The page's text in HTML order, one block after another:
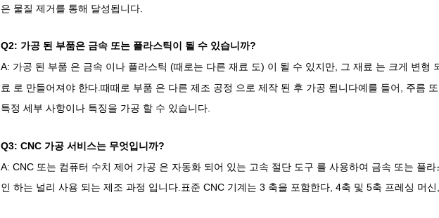
은 물질 제거를 통해 달성됩니다.
Q2: 가공 된 부품은 금속 또는 플라스틱이 될 수 있습니까?
A: 가공 된 부품 은 금속 이나 플라스틱 (때로는 다른 재료 도) 이 될 수 있지만, 그 재료 는 크게 변형
료 로 만들어져야 한다.때때로 부품 은 다른 제조 공정 으로 제작 된 후 가공 됩니다예를 들어, 주름
특정 세부 사항이나 특징을 가공 할 수 있습니다.
Q3: CNC 가공 서비스는 무엇입니까?
A: CNC 또는 컴퓨터 수치 제어 가공 은 자동화 되어 있는 고속 절단 도구 를 사용하여 금속 또는 플
인 하는 널리 사용 되는 제조 과정 입니다.표준 CNC 기계는 3 축을 포함한다, 4축 및 5축 프레싱 머신